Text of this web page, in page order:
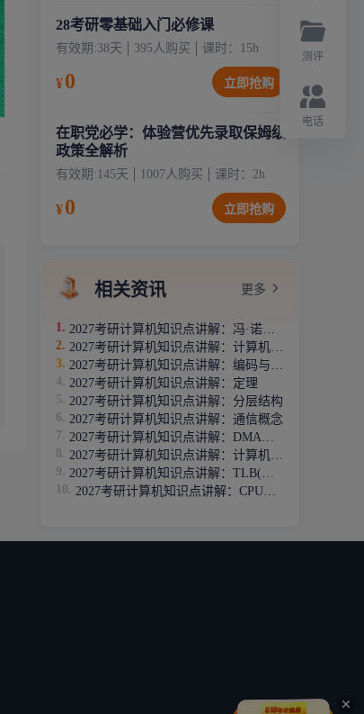
28考研零基础入门必修课
有效期:38天 395人购买 课时： 15 h
¥0 立即抢购
在职党必学：体验营优先录取保姆级
政策全解析
有效期: 145天 1007人购买 课时： 2 h
¥0 立即抢购
相关资讯 更多
2027考研计算机知识点讲解：冯·诺依曼机
2027考研计算机知识点讲解：计算机机器字长
2027考研计算机知识点讲解：编码与调制
2027考研计算机知识点讲解：定理
2027考研计算机知识点讲解：分层结构
2027考研计算机知识点讲解：通信概念
2027考研计算机知识点讲解：DMA方式
2027考研计算机知识点讲解：计算机机器字长
2027考研计算机知识点讲解：TLB(快表)
2027考研计算机知识点讲解：CPU指令流水
测评
电话